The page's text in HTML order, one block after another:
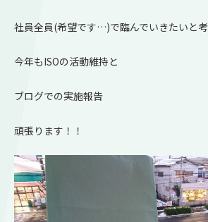
社員全員(希望です…)で臨んでいきたいと考
今年もISOの活動維持と
ブログでの実施報告
頑張ります！！